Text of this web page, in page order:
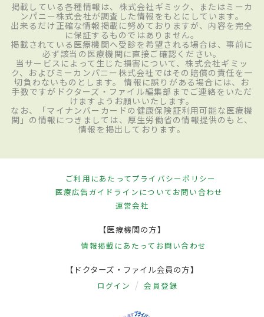
掲載している各種情報は、株式会社ギミック、またはミーカ
ンパニー株式会社が調査した情報をもとにしています。
出来るだけ正確な情報掲載に努めておりますが、内容を完全
に保証するものではありません。
掲載されている医療機関へ受診を希望される場合は、事前に
必ず該当の医療機関に直接ご確認ください。
当サービスによって生じた損害について、株式会社ギミッ
ク、およびミーカンパニー株式会社ではその賠償の責任を一
切負わないものとします。 情報に誤りがある場合には、お
手数ですがドクターズ・ファイル編集部までご連絡をいただ
けますようお願いいたします。
なお、「マイナンバーカードの健康保険証利用可能な医療機
関」の情報につきましては、厚生労働省の情報提供のもと、
情報を掲出しております。
ご利用にあたってプライバシーポリシー
医療広告ガイドラインについてお問い合わせ
運営会社
【医療機関の方】
情報掲載にあたって お問い合わせ
【ドクターズ・ファイル会員の方】
ログイン 会員登録